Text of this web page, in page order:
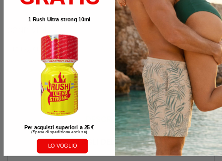
Avvisami quando disponibile
DESCRIZIONE
DETTAGLI DEL PRODOTTO
1 Rush Ultra strong 10ml
Per acquisti superiori a 25 €
(Spese di spedizione escluse)
LO VOGLIO